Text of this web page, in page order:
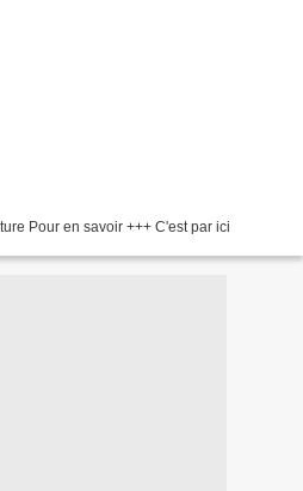
Pour en savoir +++ C'est par ici